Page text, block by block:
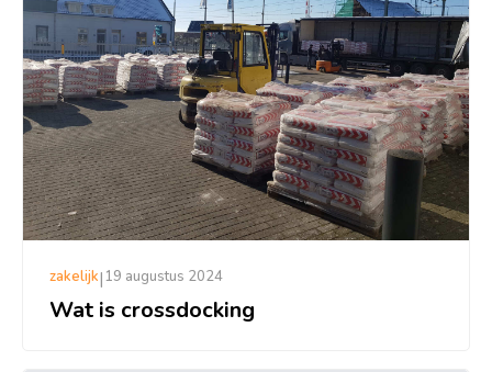
zakelijk|19 augustus 2024
Wat is crossdocking